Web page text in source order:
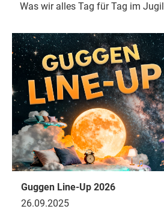
Was wir alles Tag für Tag im
Guggen Line-Up 2026
26.09.2025